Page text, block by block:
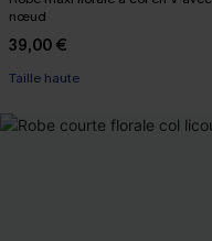
nœud
39,00 €
Taille haute